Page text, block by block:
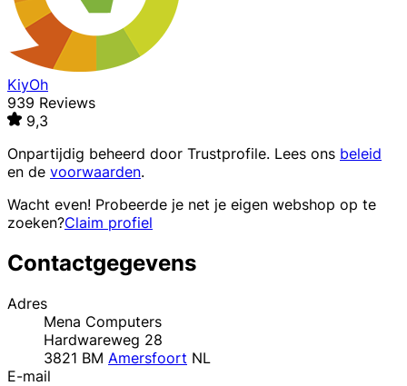
KiyOh
939 Reviews
9,3
Onpartijdig beheerd door Trustprofile. Lees ons beleid
en de voorwaarden.
Wacht even! Probeerde je net je eigen webshop op te
zoeken?Claim profiel
Contactgegevens
Adres
Mena Computers
Hardwareweg 28
3821 BM Amersfoort NL
E-mail